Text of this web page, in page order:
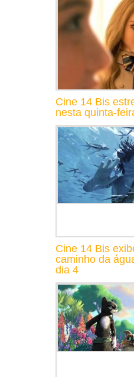
Cine 14 Bis
nesta quinta-
Cine 14 Bis
caminho da
dia 4